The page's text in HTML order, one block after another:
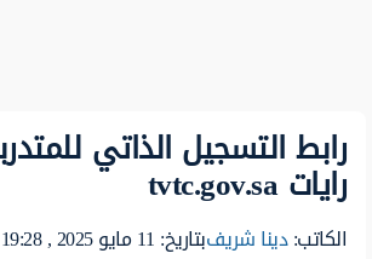
رابط التسجيل الذاتي
رايات tvtc.gov.sa
الكاتب:دينا شريفبتاريخ: 11 مايو 2025 , 19:28